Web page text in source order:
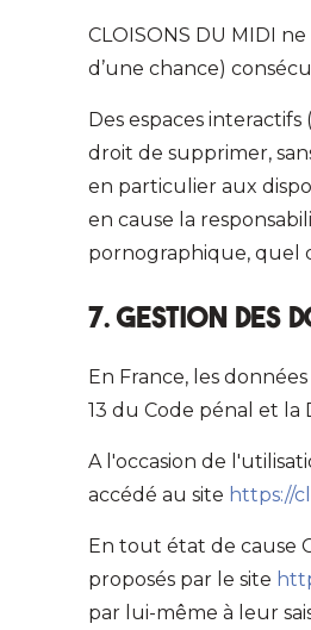
CLOISONS DU MIDI
d’une chance)
Des espaces
droit de supprimer,
en particulier aux
en cause la
pornographique, quel
7. Gestion des
En France, les
13 du Code pénal et la
A l'occasion de
accédé au site https://
En tout état de cause
proposés par le site
par lui-même à leur